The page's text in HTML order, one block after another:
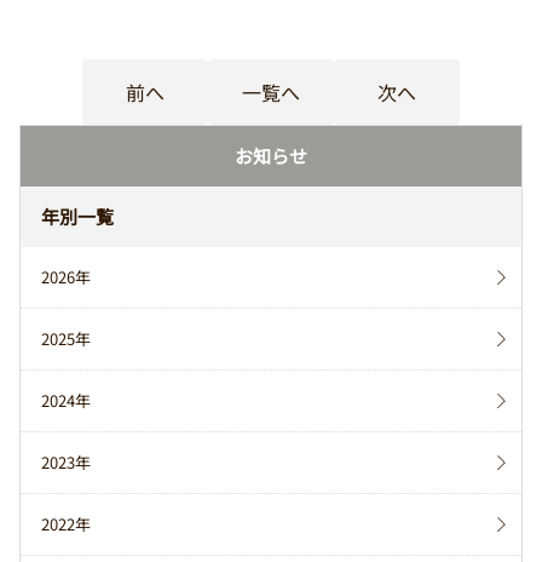
前へ 一覧へ 次へ
お知らせ
年別一覧
2026年
2025年
2024年
2023年
2022年